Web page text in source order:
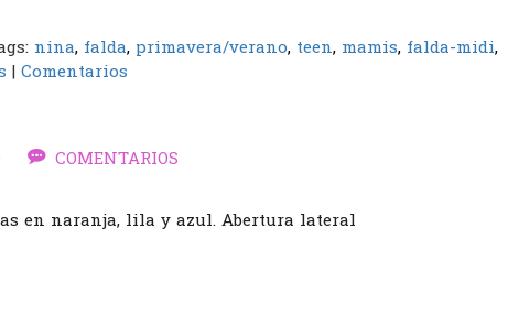
nina falda primavera/verano teen mamis falda-midi
| Comentarios
COMENTARIOS
en naranja, lila y azul. Abertura lateral